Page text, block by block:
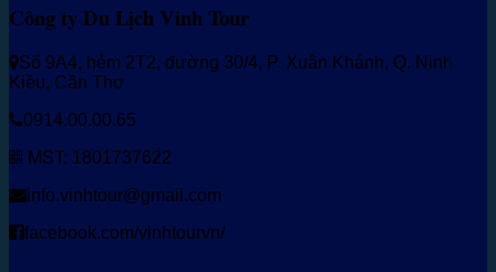
Công ty Du Lịch Vinh Tour
Số 9A4, hẻm 2T2, đường 30/4, P. Xuân Khánh, Q. Ninh
Kiều, Cần Thơ
0914.00.00.65
MST: 1801737622
info.vinhtour@gmail.com
facebook.com/vinhtourvn/